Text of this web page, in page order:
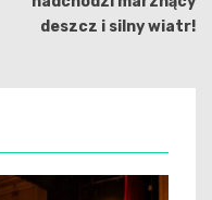
deszcz i silny wiatr!